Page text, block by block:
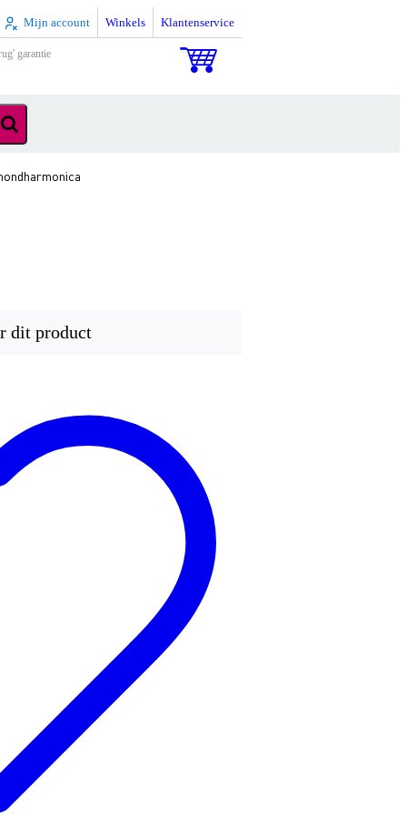
Mijn account Winkels Klantenservice
garantie
dit product